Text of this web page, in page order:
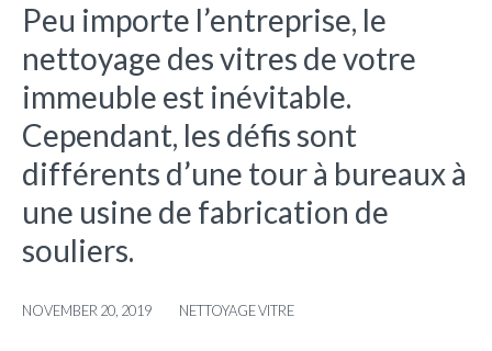
Peu importe l’entreprise, le
nettoyage des vitres de votre
immeuble est inévitable.
Cependant, les défis sont
différents d’une tour à bureaux à
une usine de fabrication de
souliers.
NOVEMBER 20, 2019 NETTOYAGE VITRE